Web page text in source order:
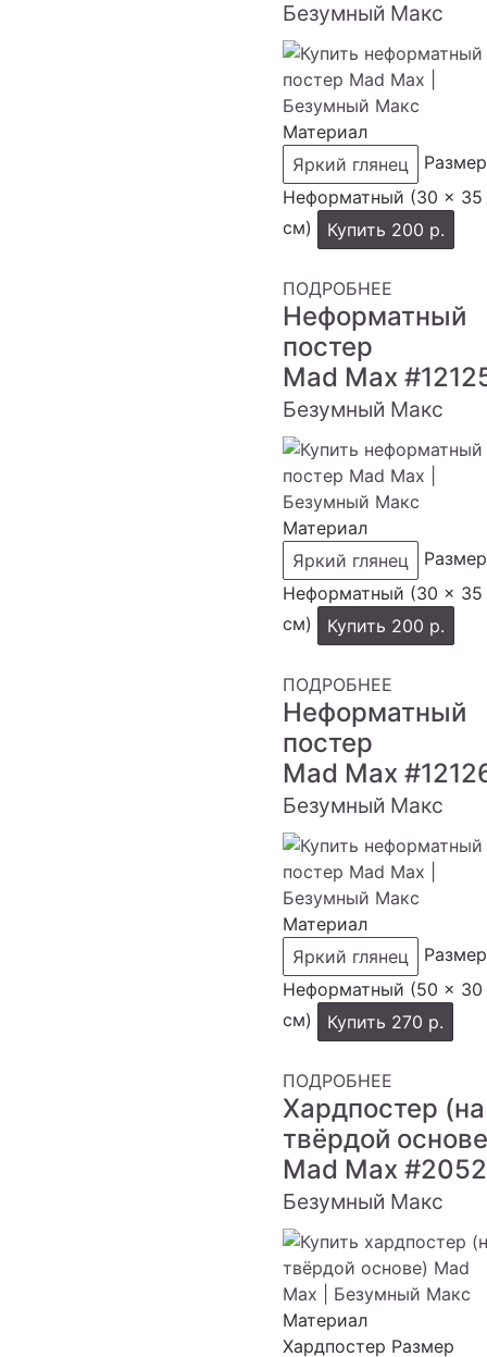
Безумный Макс
Материал
Яркий глянец
Размер
Неформатный (30 × 35
см)
Купить 200 р.
ПОДРОБНЕЕ
Неформатный
постер
Mad Max
Безумный Макс
Материал
Яркий глянец
Размер
Неформатный (30 × 35
см)
Купить 200 р.
ПОДРОБНЕЕ
Неформатный
постер
Mad Max
Безумный Макс
Материал
Яркий глянец
Размер
Неформатный (50 × 30
см)
Купить 270 р.
ПОДРОБНЕЕ
Хардпостер (на
твёрдой
Mad Max
Безумный Макс
Материал
Хардпостер Размер